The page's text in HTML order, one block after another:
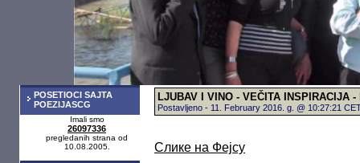
POSETIOCI SAJTA
POEZIJASCG
Imali smo
26097336
pregledanih strana od
10.08.2005.
LJUBAV I VINO - VEČITA INSPIRACIJA
Postavljeno - 11. February 2016. g. @ 10:27:21
Слике на Фејсу